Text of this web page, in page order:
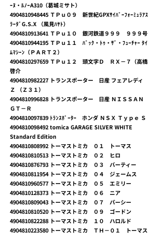
ｰﾇ・ﾙﾉｰA310（葛城ミサト）
4904810948445 ＴＰｕ０９ 新世紀GPXｻｲﾊﾞｰﾌｫｰﾐｭﾗｱｽ
ﾗｰﾀﾞG.S.X （風見ﾊﾔﾄ）
4904810913641 ＴＰｕ１０ 銀河鉄道９９９ ９９９号
4904810944195 ＴＰｕ１１ ﾊﾞｯｸ・ﾄｩ・ｻﾞ・ﾌｭｰﾁｬｰ ﾀｲ
ﾑﾏｼｰﾝ（ＰＡＲＴ２）
4904810297659 ＴＰｕ１２ 頭文字Ｄ ＲＸ－７（高橋
啓介
4904810982227 トランスポーター 日産 フェアレディ
Ｚ （Ｚ３１）
4904810996828 トランスポーター 日産 ＮＩＳＳＡＮ
ＧＴ－Ｒ
4904810097839 ﾄﾗﾝｽﾎﾟｰﾀｰ ホンダ ＮＳＸ Ｔｙｐｅ Ｓ
4904810098492tomica GARAGE SILVER WHITE
Standard Edition
4904810808992 トーマストミカ ０１ トーマス
4904810810513 トーマストミカ ０２ ヒロ
4904810876793 トーマストミカ ０３ バーティー
4904810811954トーマストミカ ０４ ジェームス
4904810960577 トーマストミカ ０５ エミリー
4904810128373 トーマストミカ ０６ ニア
4904810809043 トーマストミカ ０７ パーシー
4904810810520 トーマストミカ ０９ ゴードン
4904810822288 トーマストミカ １０ ハロルド
4904810223580 トーマストミカ ＴＨ－０１ トーマス